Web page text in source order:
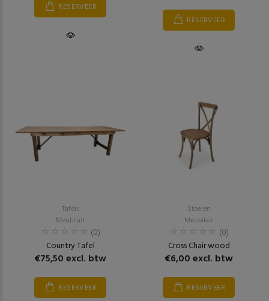
RESERVEER
RESERVEER
Tafels
Meubilair
(0)
Country Tafel
€75,50 excl. btw
RESERVEER
Stoelen
Meubilair
(0)
Cross Chair wood
€6,00 excl. btw
RESERVEER